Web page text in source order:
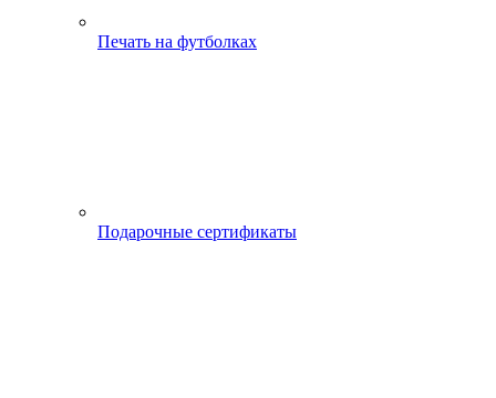
Печать на футболках
Подарочные сертификаты